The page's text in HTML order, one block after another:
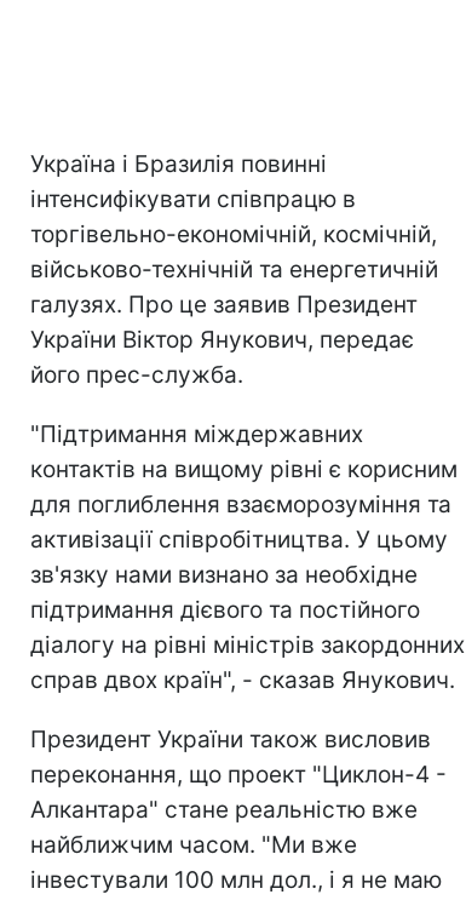
Україна і Бразилія повинні
інтенсифікувати співпрацю в
торгівельно-економічній, космічній,
військово-технічній та енергетичній
галузях. Про це заявив Президент
України Віктор Янукович, передає
його прес-служба.
"Підтримання міждержавних
контактів на вищому рівні є корисним
для поглиблення взаєморозуміння та
активізації співробітництва. У цьому
зв'язку нами визнано за необхідне
підтримання дієвого та постійного
діалогу на рівні міністрів закордонних
справ двох країн", - сказав Янукович.
Президент України також висловив
переконання, що проект "Циклон-4 -
Алкантара" стане реальністю вже
найближчим часом. "Ми вже
інвестували 100 млн дол., і я не маю